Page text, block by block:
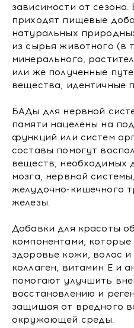
зависимости от
приходят пищевые
натуральных
из сырья животного (в
минерального,
или же полученные
вещества, идентичные
БАДы для нервной
памяти нацелены на
функций или систем
составы помогут
веществ, необходимых
мозга, нервной
желудочно-кишечного
железы.
Добавки для красоты
компонентами,
здоровье кожи, волос и
коллаген, витамин E и
помогают улучшить
восстановлению и
защищая от вредного
окружающей среды.